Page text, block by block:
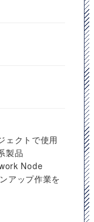
ェクトで使用
製品
Node
アップ作業を